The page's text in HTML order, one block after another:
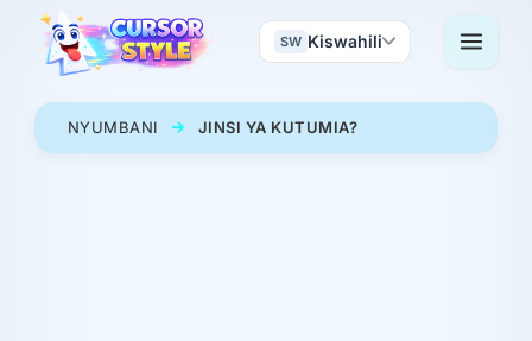
SW Kiswahili
NYUMBANI JINSI YA KUTUMIA?